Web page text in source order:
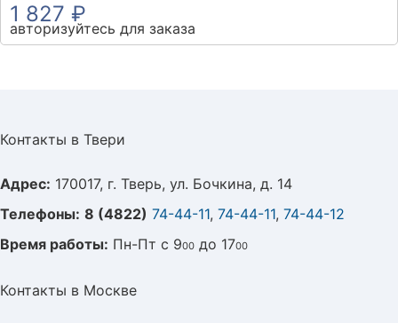
1 827 ₽
авторизуйтесь для заказа
Контакты в Твери
Адрес: 170017, г. Тверь, ул. Бочкина, д. 14
Телефоны: 8 (4822) 74-44-11, 74-44-11, 74-44-12
Время работы: Пн-Пт с 900 до 1700
Контакты в Москве